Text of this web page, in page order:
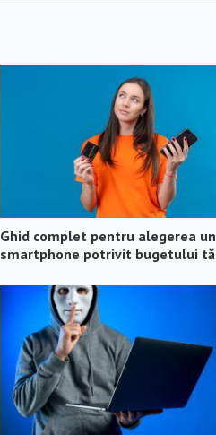
Ghid complet pentru alegerea
smartphone potrivit bugetului